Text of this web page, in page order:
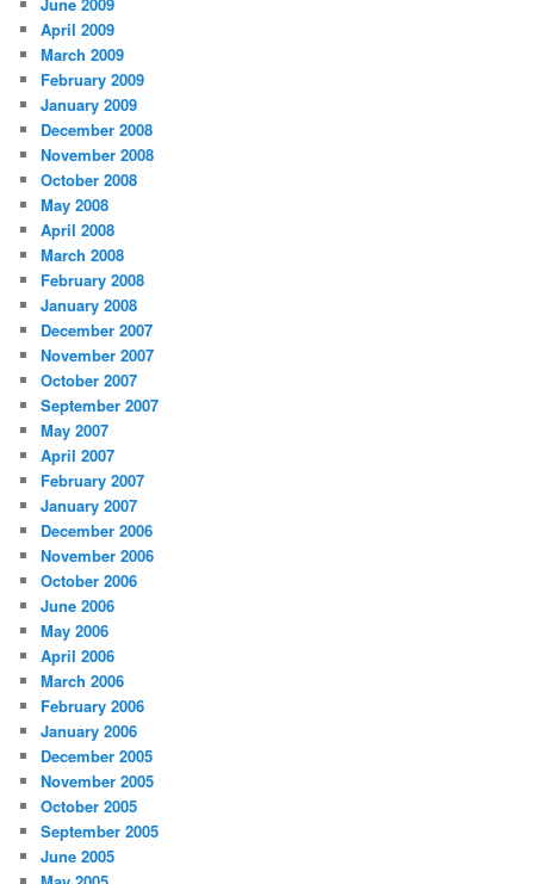
April 2009
March 2009
February 2009
January 2009
December 2008
November 2008
October 2008
May 2008
April 2008
March 2008
February 2008
January 2008
December 2007
November 2007
October 2007
September 2007
May 2007
April 2007
February 2007
January 2007
December 2006
November 2006
October 2006
June 2006
May 2006
April 2006
March 2006
February 2006
January 2006
December 2005
November 2005
October 2005
September 2005
June 2005